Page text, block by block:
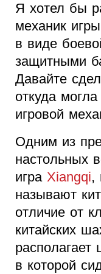
Я хотел бы
механик
в виде
защитными
Давайте
откуда
игровой
Одним из
настольных
игра Xiangqi,
называют
отличие от
китайских
располагает
в которой